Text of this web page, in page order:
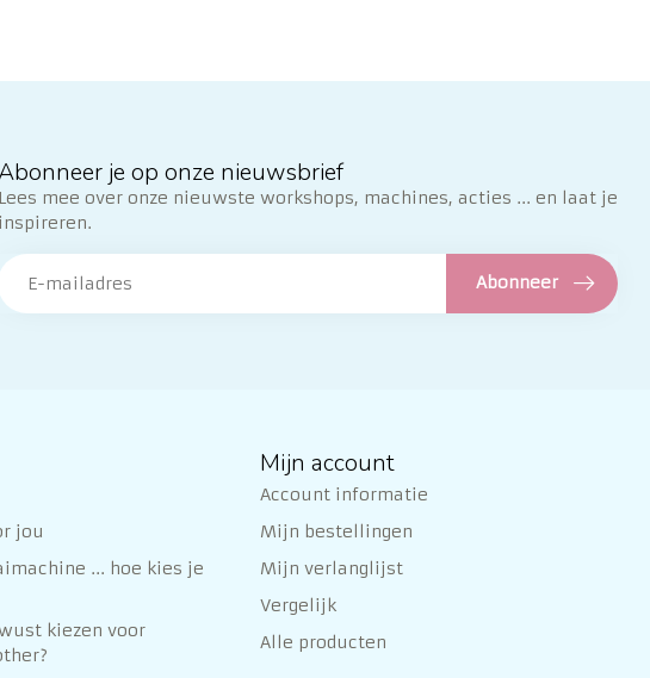
je op onze nieuwsbrief
Lees mee over onze nieuwste workshops, machines, acties ... en laat je
inspireren.
Abonneer
jou
... hoe kies je
kiezen voor
Mijn account
Account informatie
Mijn bestellingen
Mijn verlanglijst
Vergelijk
Alle producten